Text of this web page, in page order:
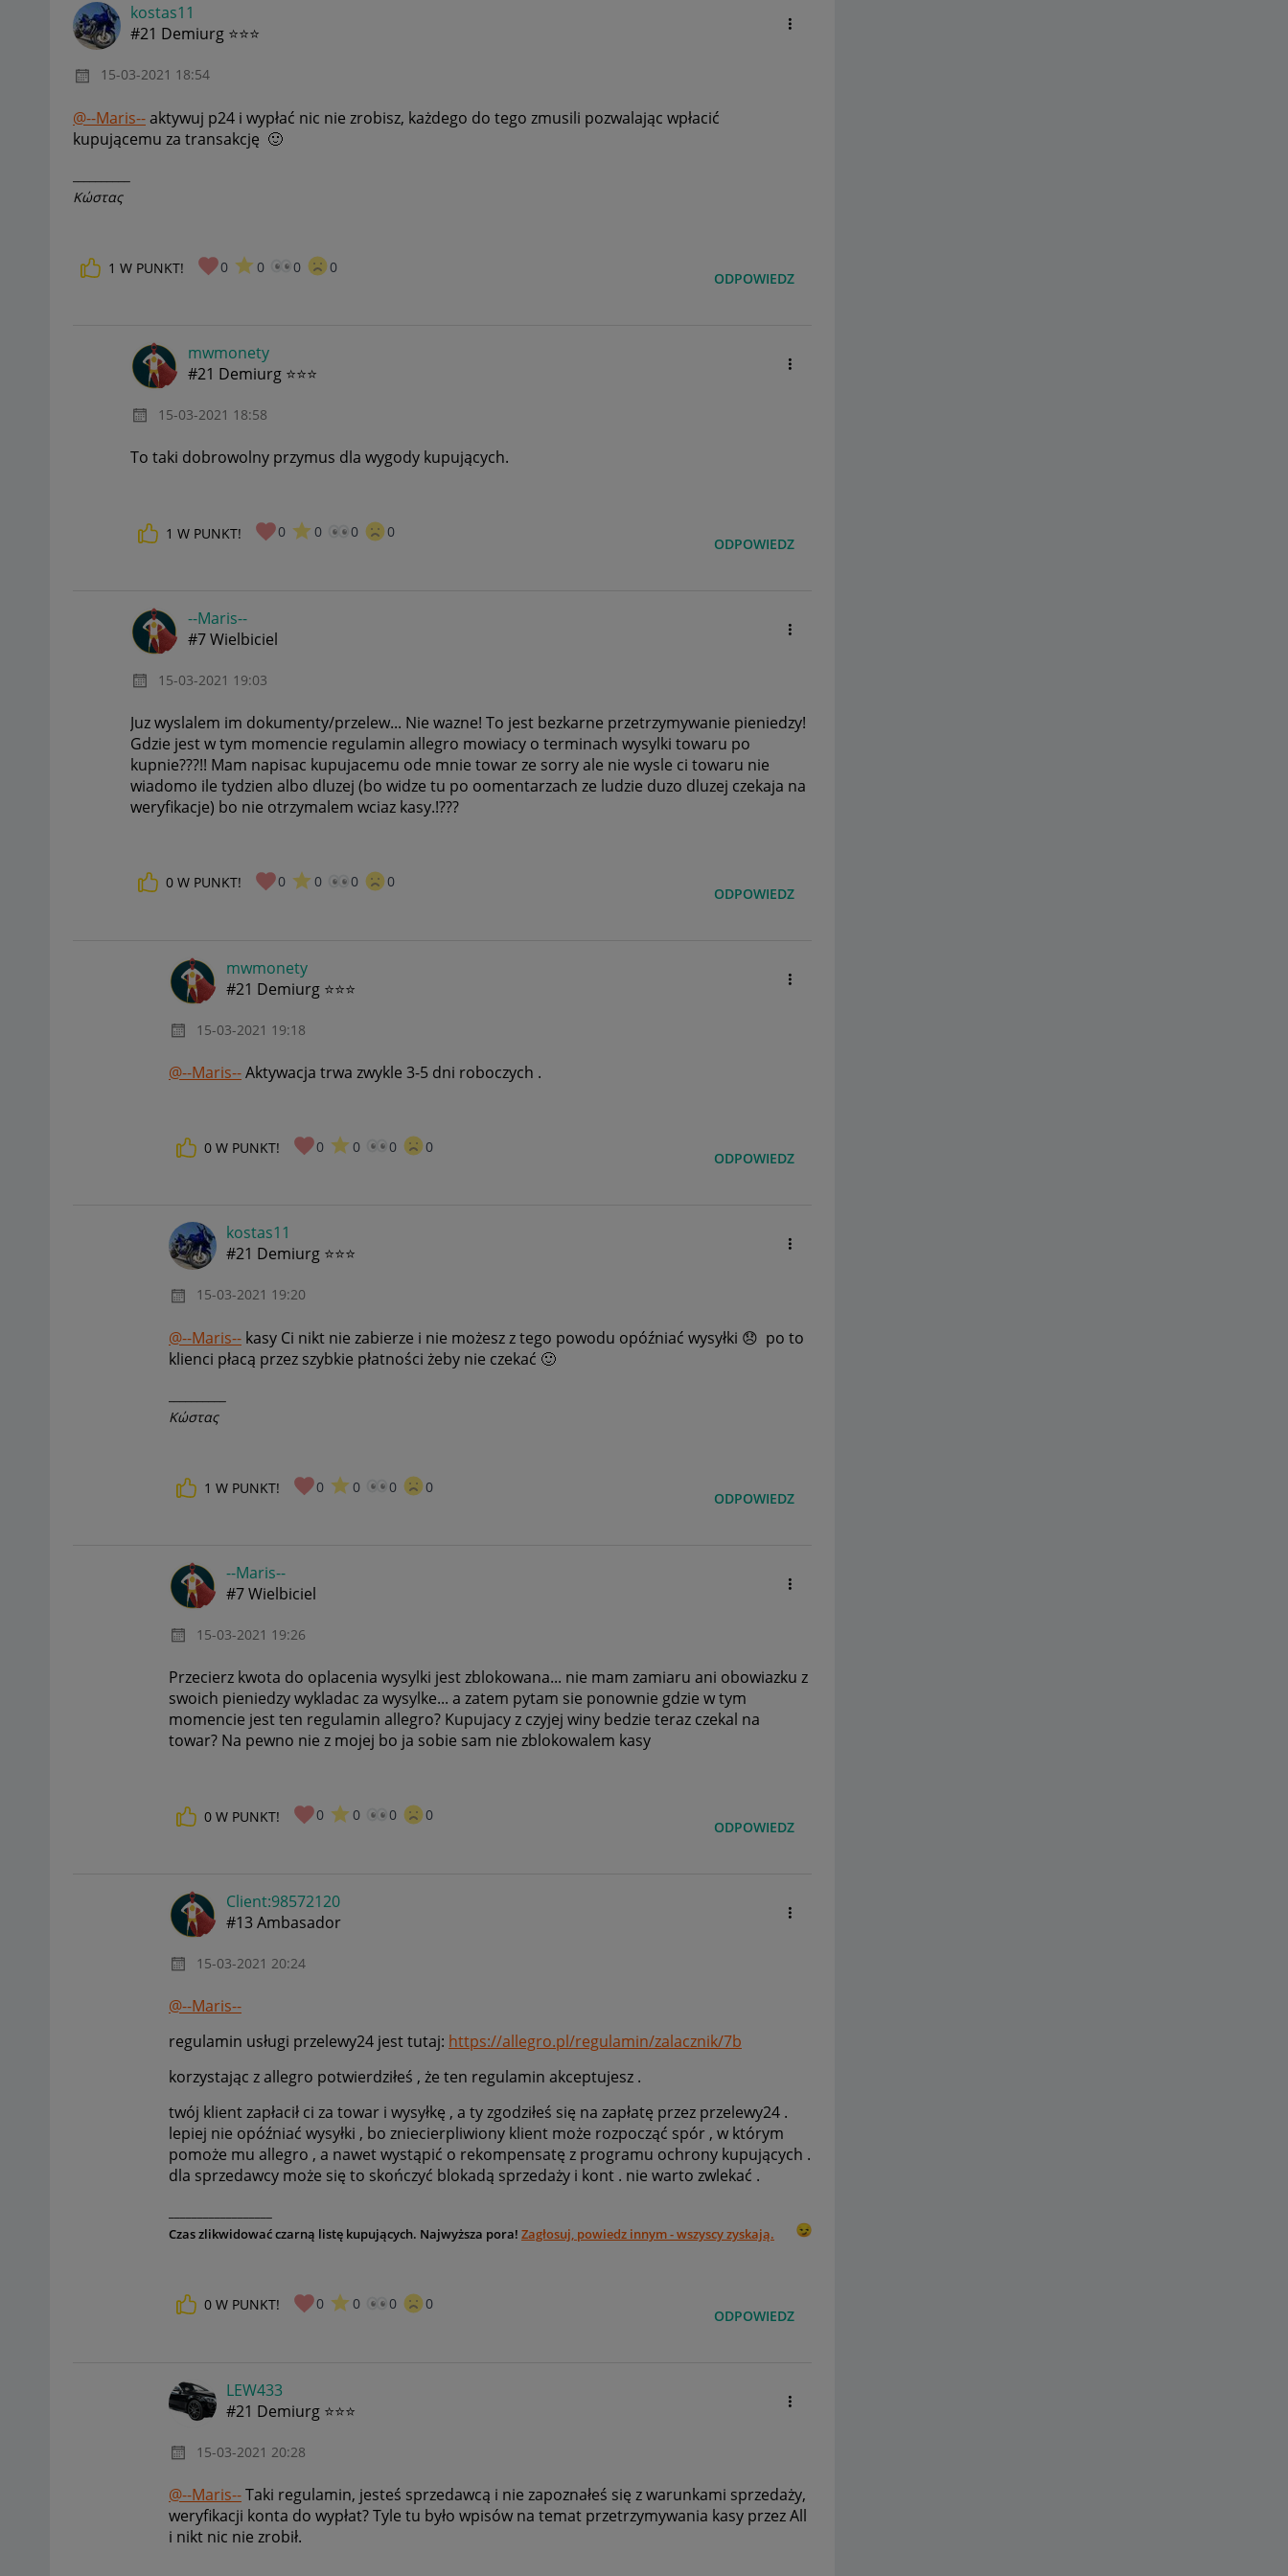
kostas11
#21 Demiurg ⭐⭐⭐
‎15-03-2021 18:54
@--Maris--aktywuj p24 i wypłać nic nie zrobisz, każdego do tego zmusili pozwalając wpłacić
kupującemu za transakcję 🙂
Κώστας
1 W PUNKT! 0 0 0 0
ODPOWIEDZ
mwmonety
#21 Demiurg ⭐⭐⭐
‎15-03-2021 18:58
To taki dobrowolny przymus dla wygody kupujących.
1 W PUNKT! 0 0 0 0
ODPOWIEDZ
--Maris--
#7 Wielbiciel
‎15-03-2021 19:03
Juz wyslalem im dokumenty/przelew... Nie wazne! To jest bezkarne przetrzymywanie pieniedzy!
Gdzie jest w tym momencie regulamin allegro mowiacy o terminach wysylki towaru po
kupnie???!! Mam napisac kupujacemu ode mnie towar ze sorry ale nie wysle ci towaru nie
wiadomo ile tydzien albo dluzej (bo widze tu po oomentarzach ze ludzie duzo dluzej czekaja na
weryfikacje) bo nie otrzymalem wciaz kasy.!???
0 W PUNKT! 0 0 0 0
ODPOWIEDZ
mwmonety
#21 Demiurg ⭐⭐⭐
‎15-03-2021 19:18
@--Maris--Aktywacja trwa zwykle 3-5 dni roboczych .
0 W PUNKT! 0 0 0 0
ODPOWIEDZ
kostas11
#21 Demiurg ⭐⭐⭐
‎15-03-2021 19:20
@--Maris-- kasy Ci nikt nie zabierze i nie możesz z tego powodu opóźniać wysyłki 😞 po to
klienci płacą przez szybkie płatności żeby nie czekać 🙂
Κώστας
1 W PUNKT! 0 0 0 0
ODPOWIEDZ
--Maris--
#7 Wielbiciel
‎15-03-2021 19:26
Przecierz kwota do oplacenia wysylki jest zblokowana... nie mam zamiaru ani obowiazku z
swoich pieniedzy wykladac za wysylke... a zatem pytam sie ponownie gdzie w tym
momencie jest ten regulamin allegro? Kupujacy z czyjej winy bedzie teraz czekal na
towar? Na pewno nie z mojej bo ja sobie sam nie zblokowalem kasy
0 W PUNKT! 0 0 0 0
ODPOWIEDZ
Client:98572120
#13 Ambasador
‎15-03-2021 20:24
@--Maris--
regulamin usługi przelewy24 jest tutaj: https://allegro.pl/regulamin/zalacznik/7b
korzystając z allegro potwierdziłeś , że ten regulamin akceptujesz .
twój klient zapłacił ci za towar i wysyłkę , a ty zgodziłeś się na zapłatę przez przelewy24 .
lepiej nie opóźniać wysyłki , bo zniecierpliwiony klient może rozpocząć spór , w którym
pomoże mu allegro , a nawet wystąpić o rekompensatę z programu ochrony kupujących .
dla sprzedawcy może się to skończyć blokadą sprzedaży i kont . nie warto zwlekać .
Czas zlikwidować czarną listę kupujących. Najwyższa pora! Zagłosuj, powiedz innym - wszyscy zyskają.
0 W PUNKT! 0 0 0 0
ODPOWIEDZ
LEW433
#21 Demiurg ⭐⭐⭐
‎15-03-2021 20:28
@--Maris--Taki regulamin, jesteś sprzedawcą i nie zapoznałeś się z warunkami sprzedaży,
weryfikacji konta do wypłat? Tyle tu było wpisów na temat przetrzymywania kasy przez All
i nikt nic nie zrobił.